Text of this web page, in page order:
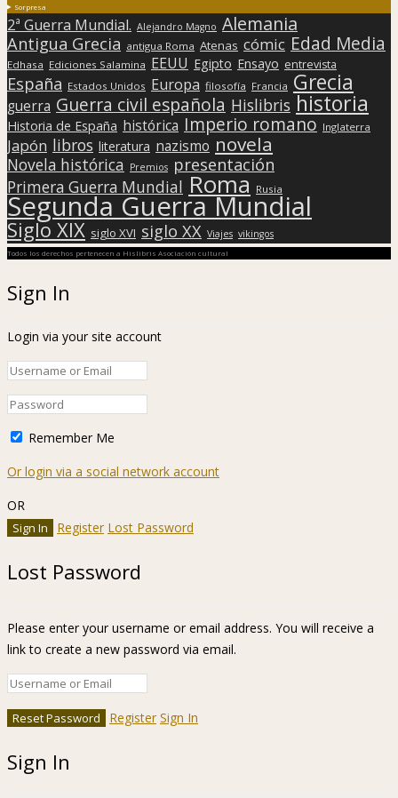
Sorpresa
2ª Guerra Mundial. Alejandro Magno Alemania
Antigua Grecia antigua Roma Atenas cómic Edad Media
Edhasa Ediciones Salamina EEUU Egipto Ensayo entrevista
España Estados Unidos Europa filosofía Francia Grecia
guerra Guerra civil española Hislibris historia
Historia de España histórica Imperio romano Inglaterra
Japón libros literatura nazismo novela
Novela histórica Premios presentación
Primera Guerra Mundial Roma Rusia
Segunda Guerra Mundial
Siglo XIX siglo XVI siglo XX Viajes vikingos
Todos los derechos pertenecen a Hislibris Asociación cultural
Sign In
Login via your site account
Remember Me
Or login via a social network account
OR
Register Lost Password
Lost Password
Please enter your username or email address. You will receive a
link to create a new password via email.
Register Sign In
Sign In